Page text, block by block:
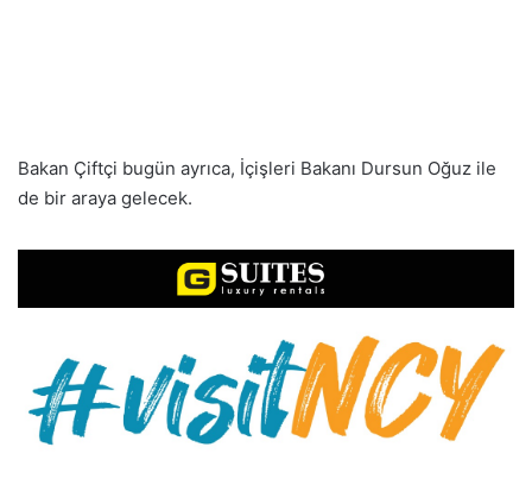
Bakan Çiftçi bugün ayrıca, İçişleri Bakanı Dursun Oğuz ile
de bir araya gelecek.